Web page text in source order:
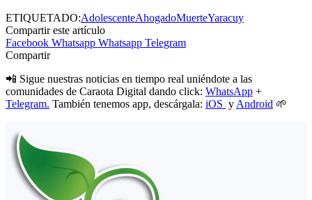
ETIQUETADO:AdolescenteAhogadoMuerteYaracuy
Compartir este artículo
Facebook Whatsapp Whatsapp Telegram
Compartir
📲 Sigue nuestras noticias en tiempo real uniéndote a las
comunidades de Caraota Digital dando click: WhatsApp +
Telegram. También tenemos app, descárgala: iOS y Android 🌱